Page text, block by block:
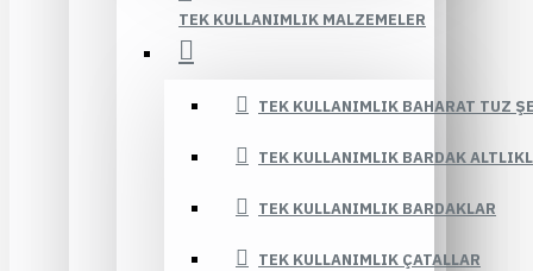
TEK KULLANIMLIK MALZEMELER
TEK KULLANIMLIK BAHARAT TUZ
TEK KULLANIMLIK BARDAK
TEK KULLANIMLIK BARDAKLAR
TEK KULLANIMLIK ÇATALLAR